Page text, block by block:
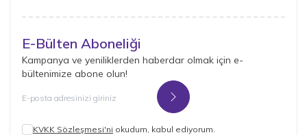
E-Bülten Aboneliği
Kampanya ve yeniliklerden haberdar olmak için e-
bültenimize abone olun!
Kayıt Ol
KVKK Sözleşmesi'ni okudum, kabul ediyorum.